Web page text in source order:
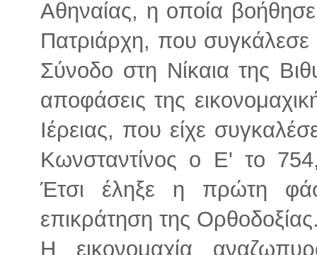
Αθηναίας, η οποία
Πατριάρχη, που
Σύνοδο στη Νίκαια της
αποφάσεις της
Ιέρειας, που είχε
Κωνσταντίνος ο Ε' το
Έτσι έληξε η πρώτη
επικράτηση της
Η εικονομαχία